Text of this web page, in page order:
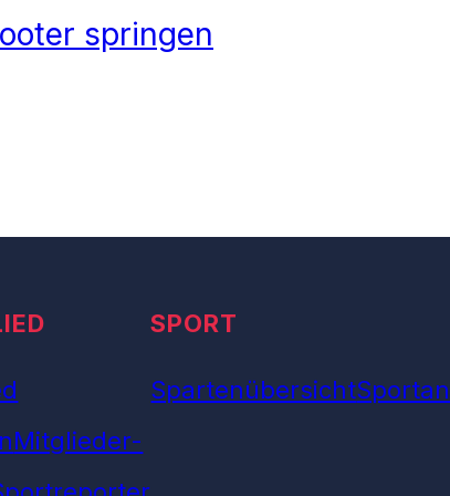
springen
Mitglieder-
SPORT
Spartenübersicht